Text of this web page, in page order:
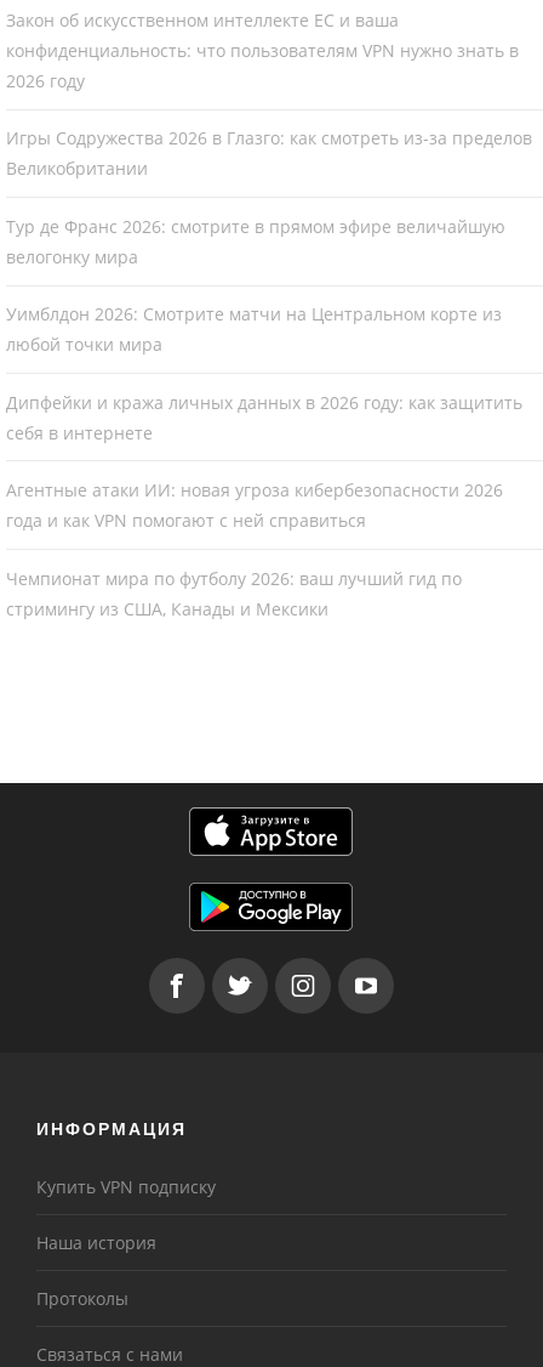
Закон об искусственном интеллекте ЕС и ваша
конфиденциальность: что пользователям VPN нужно знать в
2026 году
Игры Содружества 2026 в Глазго: как смотреть из-за пределов
Великобритании
Тур де Франс 2026: смотрите в прямом эфире величайшую
велогонку мира
Уимблдон 2026: Смотрите матчи на Центральном корте из
любой точки мира
Дипфейки и кража личных данных в 2026 году: как защитить
себя в интернете
Агентные атаки ИИ: новая угроза кибербезопасности 2026
года и как VPN помогают с ней справиться
Чемпионат мира по футболу 2026: ваш лучший гид по
стримингу из США, Канады и Мексики
ИНФОРМАЦИЯ
Купить VPN подписку
Наша история
Протоколы
Связаться с нами